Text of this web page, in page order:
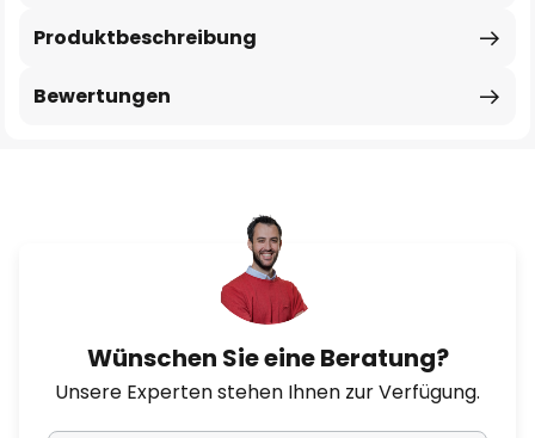
Produktbeschreibung
Bewertungen
Wünschen Sie eine Beratung?
Unsere Experten stehen Ihnen zur Verfügung.